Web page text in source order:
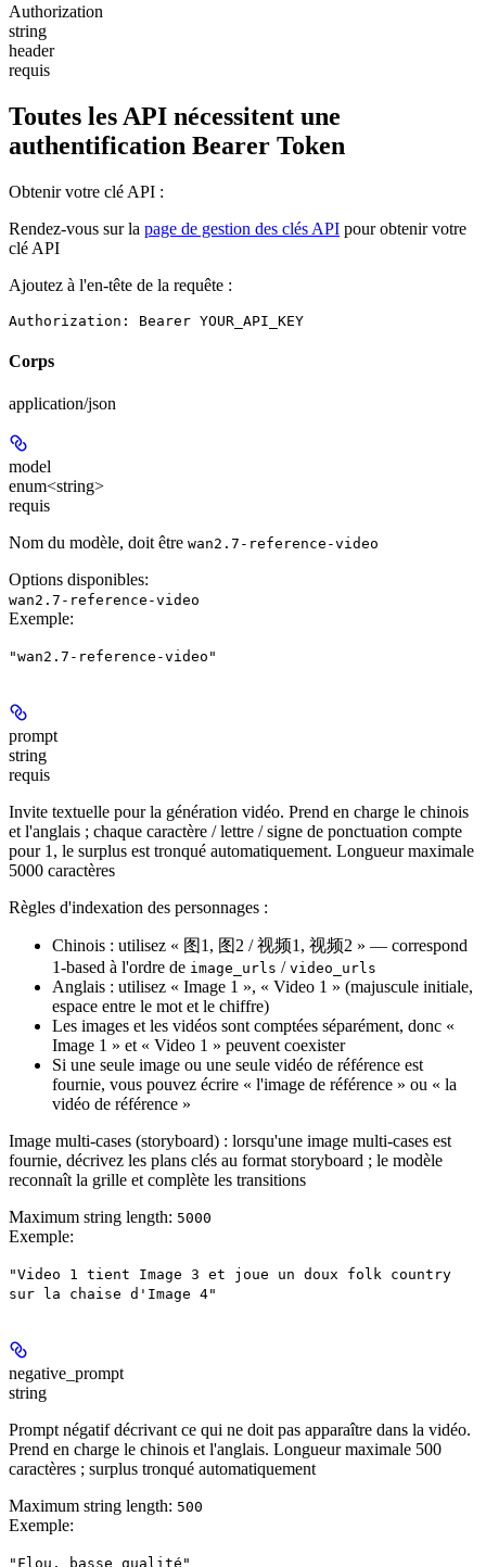
Authorization
string
header
requis
Toutes les API nécessitent une
authentification Bearer Token
Obtenir votre clé API :
Rendez-vous sur la page de gestion des clés API pour obtenir votre
clé API
Ajoutez à l'en-tête de la requête :
Authorization: Bearer YOUR_API_KEY
Corps
application/json
model
enum<string>
requis
Nom du modèle, doit être wan2.7-reference-video
Options disponibles:
wan2.7-reference-video
Exemple:
"wan2.7-reference-video"
prompt
string
requis
Invite textuelle pour la génération vidéo. Prend en charge le chinois
et l'anglais ; chaque caractère / lettre / signe de ponctuation compte
pour 1, le surplus est tronqué automatiquement. Longueur maximale
5000 caractères
Règles d'indexation des personnages :
Chinois : utilisez « 图1, 图2 / 视频1, 视频2 » — correspond
1-based à l'ordre de image_urls / video_urls
Anglais : utilisez « Image 1 », « Video 1 » (majuscule initiale,
espace entre le mot et le chiffre)
Les images et les vidéos sont comptées séparément, donc «
Image 1 » et « Video 1 » peuvent coexister
Si une seule image ou une seule vidéo de référence est
fournie, vous pouvez écrire « l'image de référence » ou « la
vidéo de référence »
Image multi-cases (storyboard) : lorsqu'une image multi-cases est
fournie, décrivez les plans clés au format storyboard ; le modèle
reconnaît la grille et complète les transitions
Maximum string length: 5000
Exemple:
"Video 1 tient Image 3 et joue un doux folk country
sur la chaise d'Image 4"
negative_prompt
string
Prompt négatif décrivant ce qui ne doit pas apparaître dans la vidéo.
Prend en charge le chinois et l'anglais. Longueur maximale 500
caractères ; surplus tronqué automatiquement
Maximum string length: 500
Exemple:
"Flou, basse qualité"